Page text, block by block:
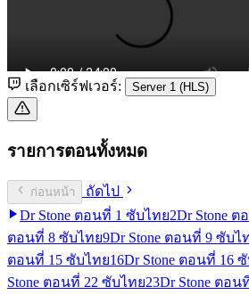
เลือกเซิร์ฟเวอร์: Server 1 (HLS)
รายการตอนทั้งหมด
ก่อนหน้า
ถัดไป
Dr Stone ตอนที่ 1 ซับไทย2Dr Stone
ตอนที่ 8 ซับไทย9Dr Stone ตอนที่ 9 ซับไ
ตอนที่ 15 ซับไทย16Dr Stone ตอนที่ 16
Stone ตอนที่ 22 ซับไทย23Dr Stone ตอน